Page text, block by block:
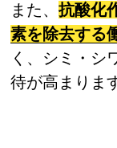
また、 抗酸化
素を除去する
く、シミ・シ
待が高まりま